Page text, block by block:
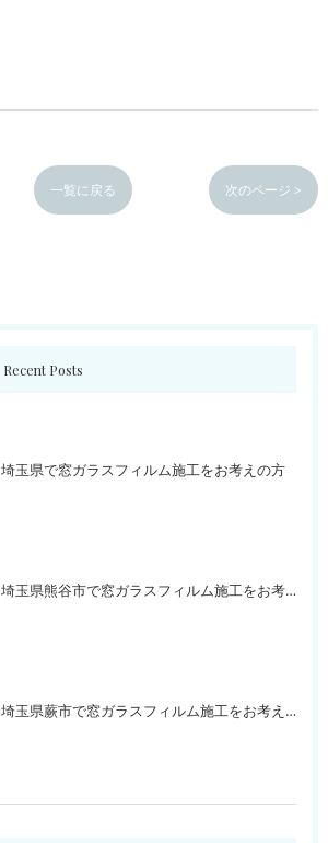
一覧に戻る 次のページ >
Recent Posts
埼玉県で窓ガラスフィルム施工をお考えの方
埼玉県熊谷市で窓ガラスフィルム施工をお考えの方
埼玉県蕨市で窓ガラスフィルム施工をお考えの方